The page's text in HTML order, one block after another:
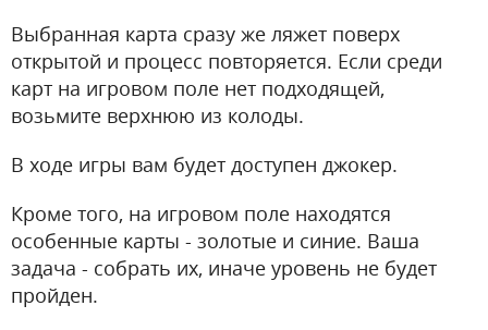
Выбранная карта сразу же ляжет поверх
открытой и процесс повторяется. Если среди
карт на игровом поле нет подходящей,
возьмите верхнюю из колоды.
В ходе игры вам будет доступен джокер.
Кроме того, на игровом поле находятся
особенные карты - золотые и синие. Ваша
задача - собрать их, иначе уровень не будет
пройден.